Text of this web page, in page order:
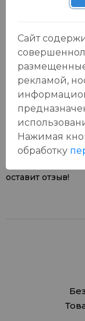
Отзывы:
У данного
оставит отзыв!
Сайт
рекламой,
Нажимая
обработку